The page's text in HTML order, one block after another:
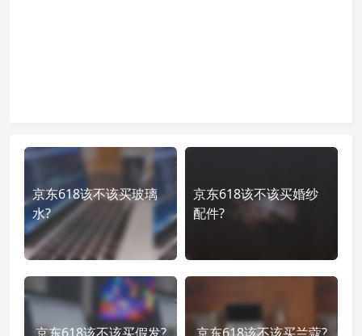
京东618该不该买玻璃
水?
京东618该不该买婚纱
配件?